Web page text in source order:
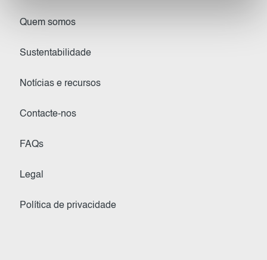
Quem somos
Sustentabilidade
Notícias e recursos
Contacte-nos
FAQs
Legal
Política de privacidade